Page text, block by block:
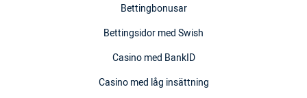
Bettingbonusar
Bettingsidor med Swish
Casino med BankID
Casino med låg insättning